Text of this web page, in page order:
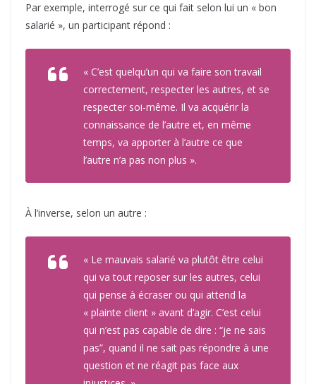
Par exemple, interrogé sur ce qui fait selon lui un « bon
salarié », un participant répond :
« C’est quelqu’un qui va faire son travail
correctement, respecter les autres, et se
respecter soi-même. Il va acquérir la
connaissance de l’autre et, en même
temps, va apporter à l’autre ce que
l’autre n’a pas non plus ».
À l’inverse, selon un autre :
« Le mauvais salarié va plutôt être celui
qui va tout reposer sur les autres, celui
qui pense à écraser ou qui attend la
« plainte client » avant d’agir. C’est celui
qui n’est pas capable de dire : “je ne sais
pas”, quand il ne sait pas répondre à une
question et ne réagit pas face aux